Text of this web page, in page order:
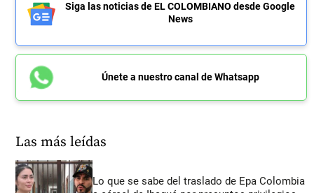
Siga las noticias de EL COLOMBIANO desde Google
News
Únete a nuestro canal de Whatsapp
Las más leídas
Lo que se sabe del traslado de Epa Colombia